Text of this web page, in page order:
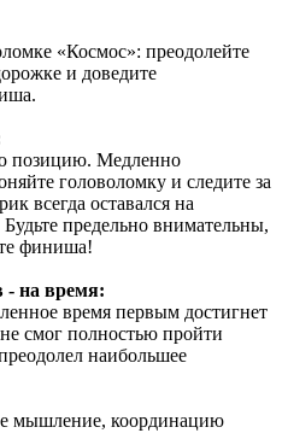
«Космос»: преодолейте
и доведите
позицию. Медленно
головоломку и следите за
всегда оставался на
предельно внимательны,
финиша!
- на время:
время первым достигнет
смог полностью пройти
наибольшее
мышление, координацию